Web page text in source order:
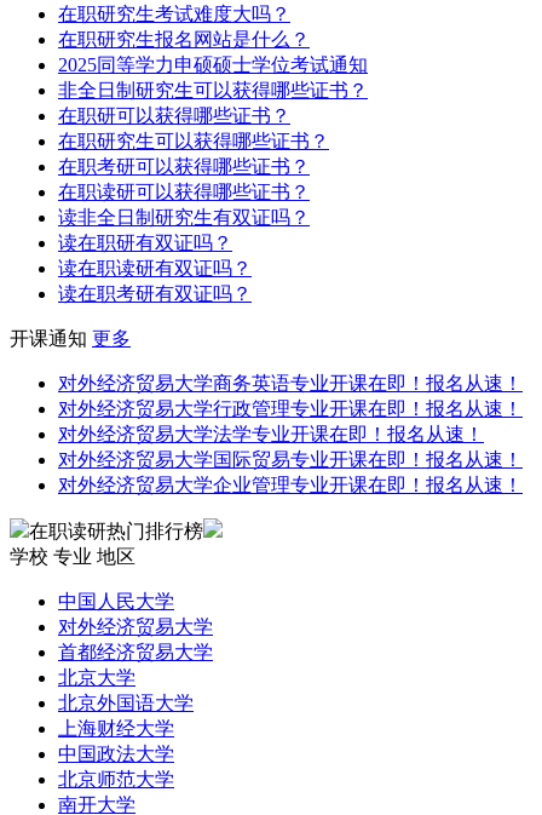
在职研究生考试难度大吗？
在职研究生报名网站是什么？
2025同等学力申硕硕士学位考试通知
非全日制研究生可以获得哪些证书？
在职研可以获得哪些证书？
在职研究生可以获得哪些证书？
在职考研可以获得哪些证书？
在职读研可以获得哪些证书？
读非全日制研究生有双证吗？
读在职研有双证吗？
读在职读研有双证吗？
读在职考研有双证吗？
开课通知 更多
对外经济贸易大学商务英语专业开课在即！报名从速！
对外经济贸易大学行政管理专业开课在即！报名从速！
对外经济贸易大学法学专业开课在即！报名从速！
对外经济贸易大学国际贸易专业开课在即！报名从速！
对外经济贸易大学企业管理专业开课在即！报名从速！
在职读研热门排行榜
学校 专业 地区
中国人民大学
对外经济贸易大学
首都经济贸易大学
北京大学
北京外国语大学
上海财经大学
中国政法大学
北京师范大学
南开大学